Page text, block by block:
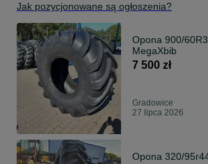
Jak pozycjonowane są ogłoszenia?
Opona 900/
MegaXbib
7 500 zł
Gradowice
27 lipca 2026
Opona 320/